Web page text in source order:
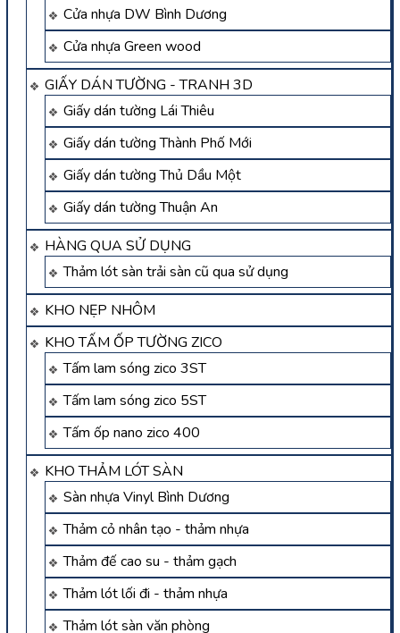
Cửa nhựa DW Bình Dương
Cửa nhựa Green wood
GIẤY DÁN TƯỜNG - TRANH 3D
Giấy dán tường Lái Thiêu
Giấy dán tường Thành Phố Mới
Giấy dán tường Thủ Dầu Một
Giấy dán tường Thuận An
HÀNG QUA SỬ DỤNG
Thảm lót sàn trải sàn cũ qua sử dụng
KHO NẸP NHÔM
KHO TẤM ỐP TƯỜNG ZICO
Tấm lam sóng zico 3ST
Tấm lam sóng zico 5ST
Tấm ốp nano zico 400
KHO THẢM LÓT SÀN
Sàn nhựa Vinyl Bình Dương
Thảm cỏ nhân tạo - thảm nhựa
Thảm đế cao su - thảm gạch
Thảm lót lối đi - thảm nhựa
Thảm lót sàn văn phòng